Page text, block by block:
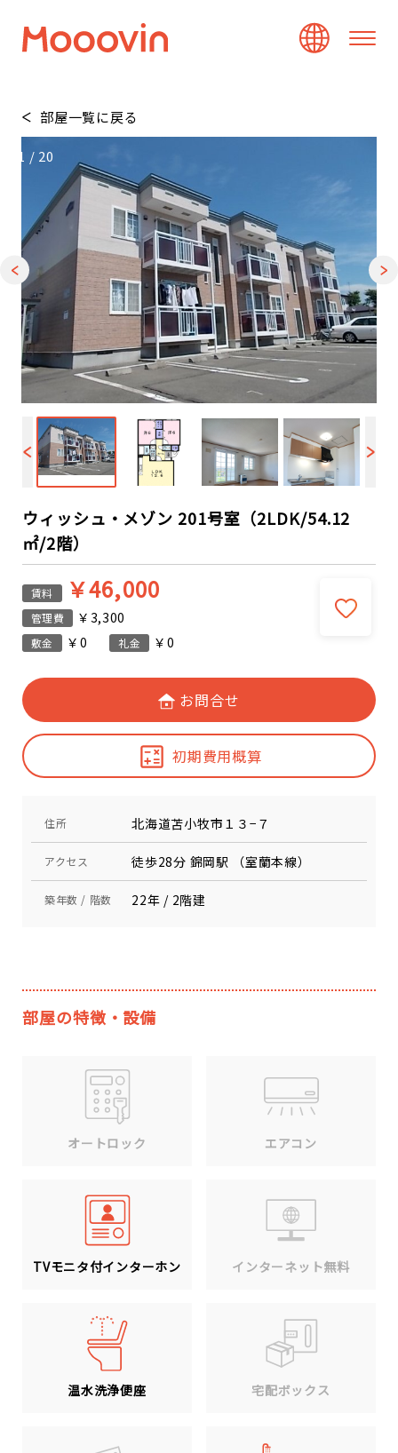
部屋一覧に戻る
1 / 20
ウィッシュ・メゾン 201号室（2LDK/54.12
㎡/2階）
賃料 ￥46,000
管理費 ￥3,300
敷金 ￥0 礼金 ￥0
お問合せ
初期費用概算
住所 北海道苫小牧市１３−７
アクセス 徒歩28分 錦岡駅 （室蘭本線）
築年数 / 階数 22年 / 2階建
部屋の特徴・設備
オートロック エアコン
TVモニタ付インターホン インターネット無料
温水洗浄便座 宅配ボックス